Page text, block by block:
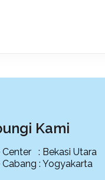
Kami
Center : Bekasi Utara
: Yogyakarta